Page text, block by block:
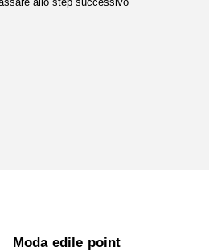
Moda edile point